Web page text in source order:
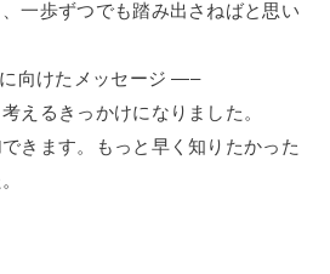
一歩ずつでも踏み出さねばと思い
向けたメッセージ —–
えるきっかけになりました。
きます。もっと早く知りたかった